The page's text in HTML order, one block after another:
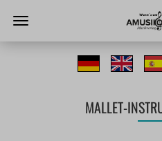
MALLET-